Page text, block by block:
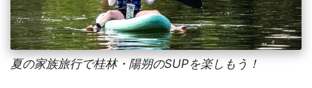
夏の家族旅行で桂林・陽朔のSUPを楽しもう！